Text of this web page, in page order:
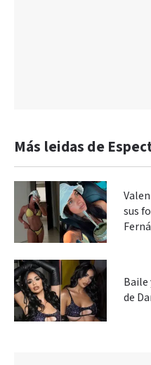
Más leidas de
sus
Baile
de